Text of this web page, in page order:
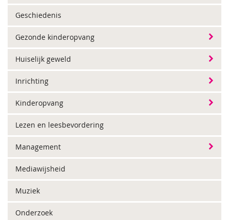
Geschiedenis
Gezonde kinderopvang
Huiselijk geweld
Inrichting
Kinderopvang
Lezen en leesbevordering
Management
Mediawijsheid
Muziek
Onderzoek